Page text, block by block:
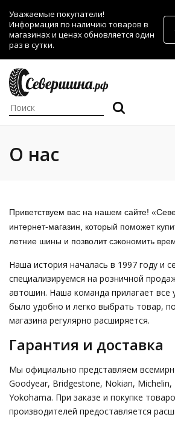
Уважаемые покупатели!
Информация по наличию товаров в
магазинах и ценах обновляется один
раз в сутки.
О нас
Приветствуем вас на нашем сайте!
интернет-магазин, который поможет
летние шины и позволит сэкономить
Наша история началась в 1997 году и
специализируемся на розничной
автошин. Наша команда прилагает все
было удобно и легко выбрать товар,
магазина регулярно расширяется.
Гарантия и доставка
Мы официально представляем
Goodyear, Bridgestone, Nokian, Michelin,
Yokohama. При заказе и покупке
производителей предоставляется